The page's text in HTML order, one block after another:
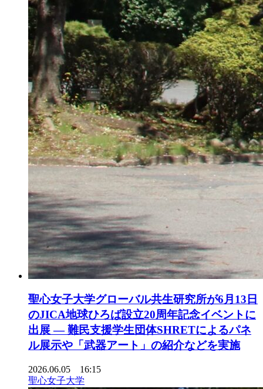
聖心女子大学グローバル共生研究所が6月13日
のJICA地球ひろば設立20周年記念イベントに
出展 ― 難民支援学生団体SHRETによるパネ
ル展示や「武器アート」の紹介などを実施
2026.06.05 16:15
聖心女子大学